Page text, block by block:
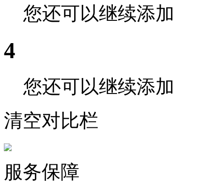
您还可以继续添加
4
您还可以继续添加
清空对比栏
服务保障